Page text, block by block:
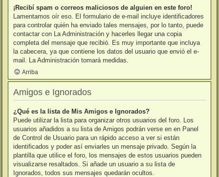
¡Recibí spam o correos maliciosos de alguien en este foro!
Lamentamos oír eso. El formulario de e-mail incluye identificadores
para controlar quién ha enviado tales mensajes, por lo tanto, puede
contactar con La Administración y hacerles llegar una copia
completa del mensaje que recibió. Es muy importante que incluya
la cabecera, ya que contiene los datos del usuario que envió el e-
mail. La Administración tomará medidas.
Arriba
Amigos e Ignorados
¿Qué es la lista de Mis Amigos e Ignorados?
Puede utilizar la lista para organizar otros usuarios del foro. Los
usuarios añadidos a su lista de Amigos podrán verse en en Panel
de Control de Usuario para un rápido acceso a ver si están
identificados y poder así enviarles un mensaje privado. Según la
plantilla que utilice el foro, los mensajes de estos usuarios pueden
visualizarse resaltados. Si añade un usuario a su lista de
Ignorados, todos sus mensajes quedarán ocultos.